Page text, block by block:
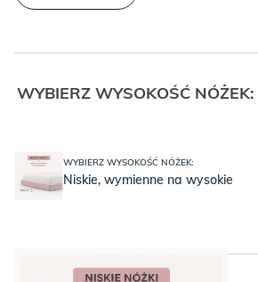
WYBIERZ WYSOKOŚĆ NÓŻEK:
WYBIERZ WYSOKOŚĆ NÓŻEK:
Niskie, wymienne na wysokie